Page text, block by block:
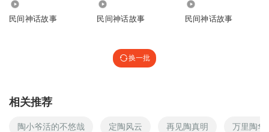
民间神话故事 民间神话故事 民间神话故事
换一批
相关推荐
陶小爷活的不悠哉 定陶风云 再见陶真明 万里陶华